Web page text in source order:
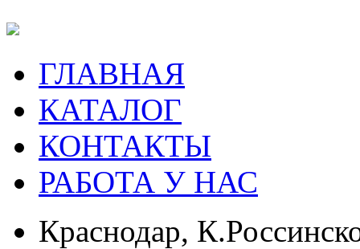
ГЛАВНАЯ
КАТАЛОГ
КОНТАКТЫ
РАБОТА У НАС
Краснодар,